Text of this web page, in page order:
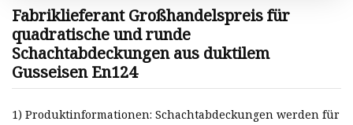
Fabriklieferant Großhandelspreis für
quadratische und runde
Schachtabdeckungen aus duktilem
Gusseisen En124
1) Produktinformationen: Schachtabdeckungen werden für